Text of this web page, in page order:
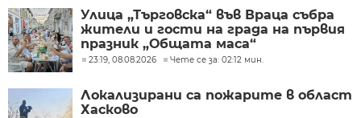
Улица „Търговска“ във Враца събра
жители и гости на града на първия
празник „Общата маса“
23:19, 08.08.2026 Чете се за: 02:12 мин.
Локализирани са пожарите в област
Хасково